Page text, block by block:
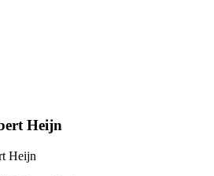
Heijn
Heijn